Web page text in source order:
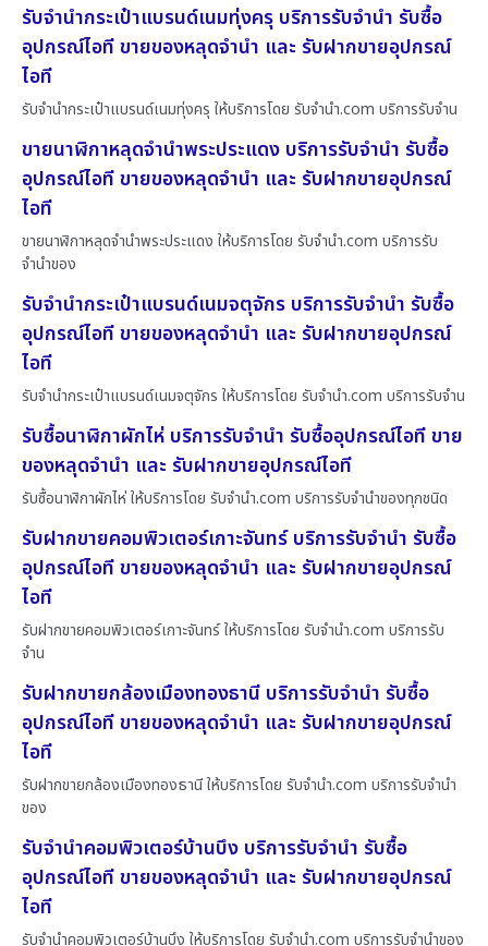
รับจำนำกระเป๋าแบรนด์เนมทุ่งครุ บริการรับจำนำ รับซื้อ
อุปกรณ์ไอที ขายของหลุดจำนำ และ รับฝากขายอุปกรณ์
ไอที
รับจำนำกระเป๋าแบรนด์เนมทุ่งครุ ให้บริการโดย รับจํานํา.com บริการรับจำน
ขายนาฬิกาหลุดจำนำพระประแดง บริการรับจำนำ รับซื้อ
อุปกรณ์ไอที ขายของหลุดจำนำ และ รับฝากขายอุปกรณ์
ไอที
ขายนาฬิกาหลุดจำนำพระประแดง ให้บริการโดย รับจํานํา.com บริการรับ
จำนำของ
รับจำนำกระเป๋าแบรนด์เนมจตุจักร บริการรับจำนำ รับซื้อ
อุปกรณ์ไอที ขายของหลุดจำนำ และ รับฝากขายอุปกรณ์
ไอที
รับจำนำกระเป๋าแบรนด์เนมจตุจักร ให้บริการโดย รับจํานํา.com บริการรับจำน
รับซื้อนาฬิกาผักไห่ บริการรับจำนำ รับซื้ออุปกรณ์ไอที ขาย
ของหลุดจำนำ และ รับฝากขายอุปกรณ์ไอที
รับซื้อนาฬิกาผักไห่ ให้บริการโดย รับจํานํา.com บริการรับจำนำของทุกชนิด
รับฝากขายคอมพิวเตอร์เกาะจันทร์ บริการรับจำนำ รับซื้อ
อุปกรณ์ไอที ขายของหลุดจำนำ และ รับฝากขายอุปกรณ์
ไอที
รับฝากขายคอมพิวเตอร์เกาะจันทร์ ให้บริการโดย รับจํานํา.com บริการรับ
จำน
รับฝากขายกล้องเมืองทองธานี บริการรับจำนำ รับซื้อ
อุปกรณ์ไอที ขายของหลุดจำนำ และ รับฝากขายอุปกรณ์
ไอที
รับฝากขายกล้องเมืองทองธานี ให้บริการโดย รับจํานํา.com บริการรับจำนำ
ของ
รับจำนำคอมพิวเตอร์บ้านบึง บริการรับจำนำ รับซื้อ
อุปกรณ์ไอที ขายของหลุดจำนำ และ รับฝากขายอุปกรณ์
ไอที
รับจำนำคอมพิวเตอร์บ้านบึง ให้บริการโดย รับจํานํา.com บริการรับจำนำของ